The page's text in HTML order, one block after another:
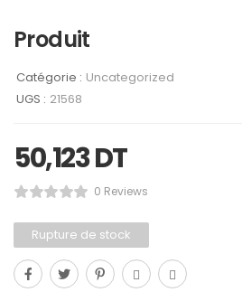
Produit
Catégorie : Uncategorized
UGS : 21568
50,123DT
0 Reviews
Rupture de stock